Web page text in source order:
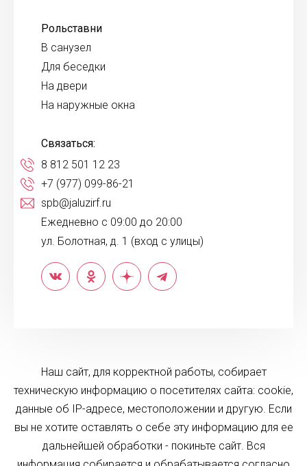
Рольставни
В санузел
Для беседки
На двери
На наружные окна
Связаться:
8 812 501 12 23
+7 (977) 099-86-21
spb@jaluzirf.ru
Ежедневно с 09:00 до 20:00
ул. Болотная, д. 1 (вход с улицы)
Наш сайт, для корректной работы, собирает
техническую информацию о посетителях сайта: cookie,
данные об IP-адресе, местоположении и другую. Если
вы не хотите оставлять о себе эту информацию для ее
дальнейшей обработки - покиньте сайт. Вся